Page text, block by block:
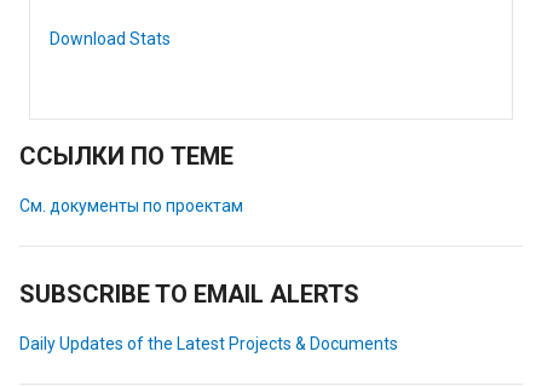
Download Stats
ССЫЛКИ ПО ТЕМЕ
См. документы по проектам
SUBSCRIBE TO EMAIL ALERTS
Daily Updates of the Latest Projects & Documents